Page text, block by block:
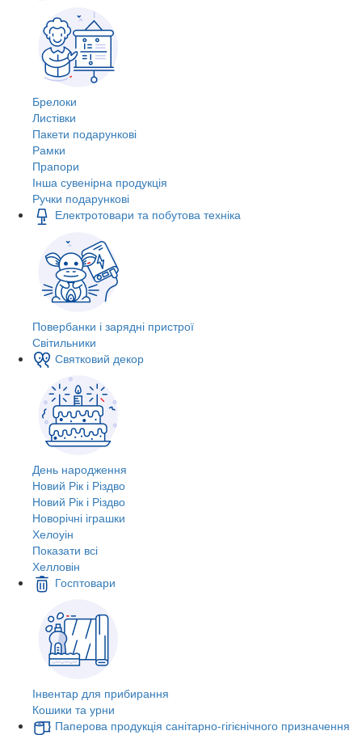
Брелоки
Листівки
Пакети подарункові
Рамки
Прапори
Інша сувенірна продукція
Ручки подарункові
Електротовари та побутова техніка
Повербанки і зарядні пристрої
Світильники
Святковий декор
День народження
Новий Рік і Різдво
Новий Рік і Різдво
Новорічні іграшки
Хелоуін
Показати всі
Хелловін
Госптовари
Інвентар для прибирання
Кошики та урни
Паперова продукція санітарно-гігієнічного призначення